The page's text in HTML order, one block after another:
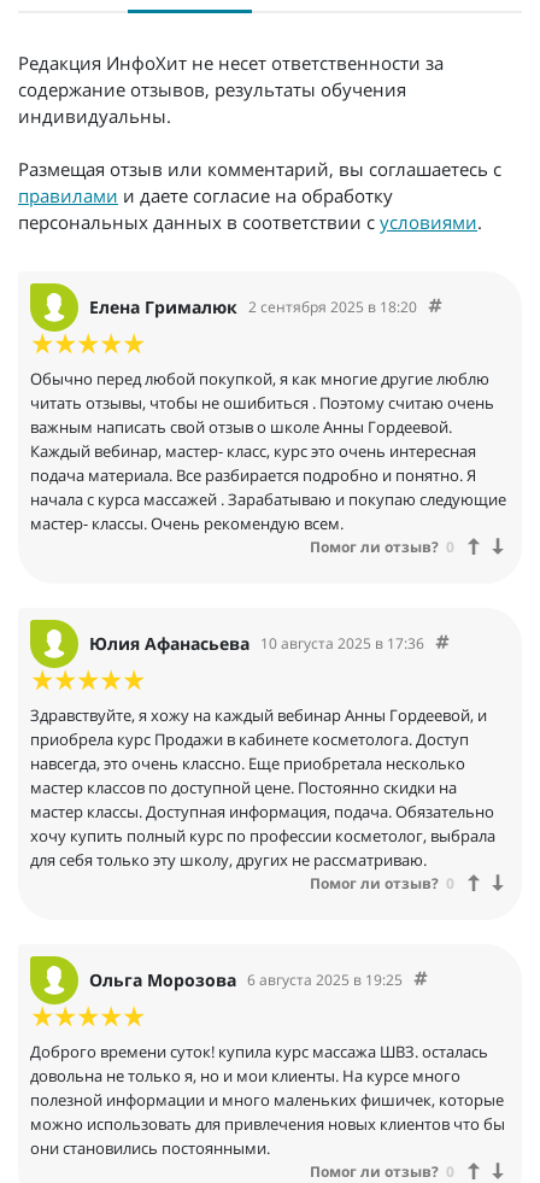
Редакция ИнфоХит не несет ответственности за
содержание отзывов, результаты обучения
индивидуальны.
Размещая отзыв или комментарий, вы соглашаетесь с
правилами и даете согласие на обработку
персональных данных в соответствии с условиями.
Елена Грималюк 2 сентября 2025 в 18:20
Обычно перед любой покупкой, я как многие другие люблю
читать отзывы, чтобы не ошибиться . Поэтому считаю очень
важным написать свой отзыв о школе Анны Гордеевой.
Каждый вебинар, мастер- класс, курс это очень интересная
подача материала. Все разбирается подробно и понятно. Я
начала с курса массажей . Зарабатываю и покупаю следующие
мастер- классы. Очень рекомендую всем.
Помог ли отзыв? 0
Юлия Афанасьева 10 августа 2025 в 17:36
Здравствуйте, я хожу на каждый вебинар Анны Гордеевой, и
приобрела курс Продажи в кабинете косметолога. Доступ
навсегда, это очень классно. Еще приобретала несколько
мастер классов по доступной цене. Постоянно скидки на
мастер классы. Доступная информация, подача. Обязательно
хочу купить полный курс по профессии косметолог, выбрала
для себя только эту школу, других не рассматриваю.
Помог ли отзыв? 0
Ольга Морозова 6 августа 2025 в 19:25
Доброго времени суток! купила курс массажа ШВЗ. осталась
довольна не только я, но и мои клиенты. На курсе много
полезной информации и много маленьких фишичек, которые
можно использовать для привлечения новых клиентов что бы
они становились постоянными.
Помог ли отзыв? 0